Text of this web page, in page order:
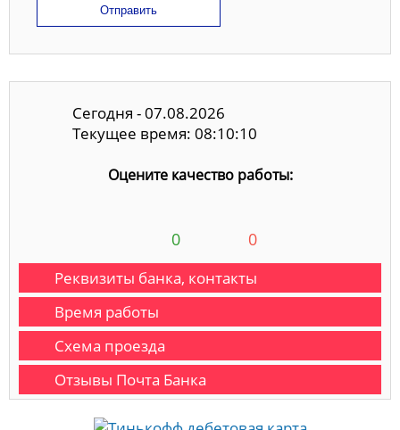
Отправить
Сегодня - 07.08.2026
Текущее время: 08:10:11
Оцените качество работы:
0 0
Реквизиты банка, контакты
Время работы
Схема проезда
Отзывы Почта Банка